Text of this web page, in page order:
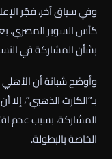
وفي سياق آخر، فجّر
كأس السوبر المصري،
بشأن المشاركة في
وأوضح شبانة أن
بـ”الكارت الذهبي”، إلا
المشاركة، بسبب عدم
الخاصة بالبطولة.